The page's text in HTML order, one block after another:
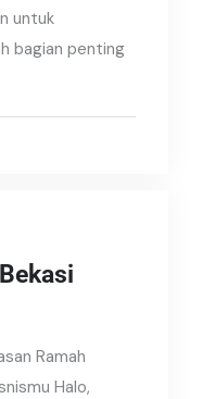
untuk
bagian penting
Ramah
Halo,